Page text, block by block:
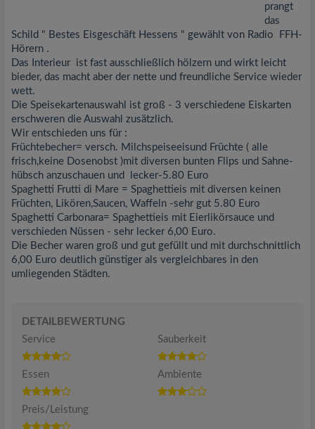
prangt
das
Schild " Bestes Eisgeschäft Hessens " gewählt von Radio FFH-
Hörern .
Das Interieur ist fast ausschließlich hölzern und wirkt leicht
bieder, das macht aber der nette und freundliche Service wieder
wett.
Die Speisekartenauswahl ist groß - 3 verschiedene Eiskarten
erschweren die Auswahl zusätzlich.
Wir entschieden uns für :
Früchtebecher= versch. Milchspeiseeisund Früchte ( alle
frisch,keine Dosenobst )mit diversen bunten Flips und Sahne-
hübsch anzuschauen und lecker-5.80 Euro
Spaghetti Frutti di Mare = Spaghettieis mit diversen keinen
Früchten, Likören,Saucen, Waffeln -sehr gut 5.80 Euro
Spaghetti Carbonara= Spaghettieis mit Eierlikörsauce und
verschieden Nüssen - sehr lecker 6,00 Euro.
Die Becher waren groß und gut gefüllt und mit durchschnittlich
6,00 Euro deutlich günstiger als vergleichbares in den
umliegenden Städten.
DETAILBEWERTUNG
Service
Sauberkeit
Essen Ambiente
Preis/Leistung